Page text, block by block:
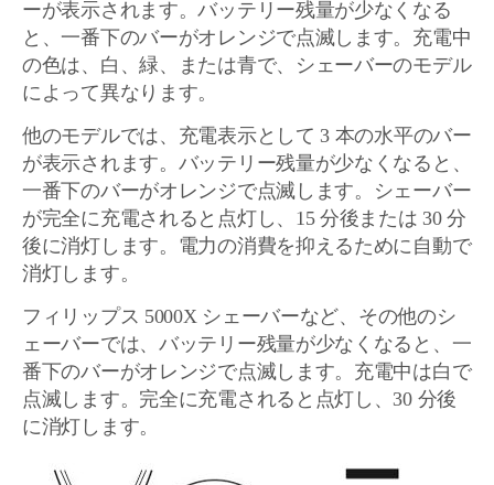
ーが表示されます。バッテリー残量が少なくなる
と、一番下のバーがオレンジで点滅します。充電中
の色は、白、緑、または青で、シェーバーのモデル
によって異なります。
他のモデルでは、充電表示として 3 本の水平のバー
が表示されます。バッテリー残量が少なくなると、
一番下のバーがオレンジで点滅します。シェーバー
が完全に充電されると点灯し、15 分後または 30 分
後に消灯します。電力の消費を抑えるために自動で
消灯します。
フィリップス 5000X シェーバーなど、その他のシ
ェーバーでは、バッテリー残量が少なくなると、一
番下のバーがオレンジで点滅します。充電中は白で
点滅します。完全に充電されると点灯し、30 分後
に消灯します。